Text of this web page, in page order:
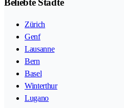
Beliebte Städte
Zürich
Genf
Lausanne
Bern
Basel
Winterthur
Lugano